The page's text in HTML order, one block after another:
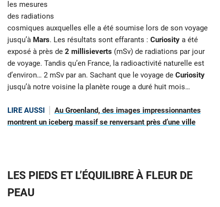
les mesures
des radiations
cosmiques auxquelles elle a été soumise lors de son voyage
jusqu’à Mars. Les résultats sont effarants : Curiosity a été
exposé à près de 2 millisieverts (mSv) de radiations par jour
de voyage. Tandis qu’en France, la radioactivité naturelle est
d’environ… 2 mSv par an. Sachant que le voyage de Curiosity
jusqu’à notre voisine la planète rouge a duré huit mois…
LIRE AUSSI
Au Groenland, des images impressionnantes
montrent un iceberg massif se renversant près d’une ville
LES PIEDS ET L’ÉQUILIBRE À FLEUR DE
PEAU